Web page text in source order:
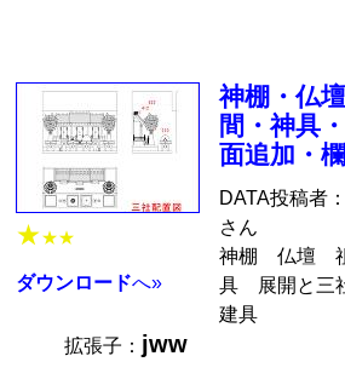
★★★
ダウンロードへ»
神棚・仏
間・神具
面追加・
DATA投稿者：
さん
神棚 仏壇
具 展開と三
建具
拡張子： jww